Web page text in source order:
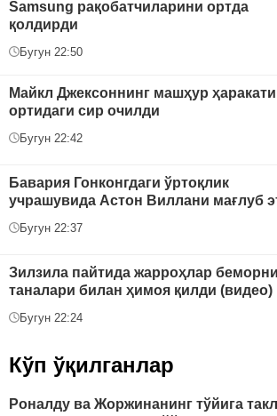
Samsung рақобатчиларини ортда
қолдирди
Бугун 22:50
Майкл Джексоннинг машҳур ҳаракати
ортидаги сир очилди
Бугун 22:42
Бавария Гонконгдаги ўртоқлик
учрашувида Астон Виллани мағлуб
Бугун 22:37
Зилзила пайтида жарроҳлар
таналари билан ҳимоя қилди (видео)
Бугун 22:24
Кўп ўқилганлар
Роналду ва Жоржинанинг тўйига